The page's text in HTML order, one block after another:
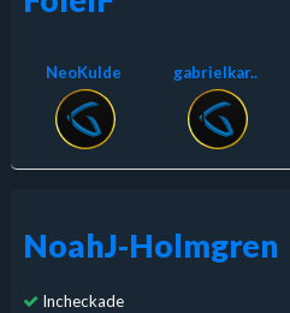
NeoKulde gabrielkar..
NoahJ-Holmgren
Incheckade